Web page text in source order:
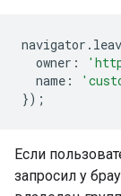
navigator .
owner :
name :
});
Если
запросил у